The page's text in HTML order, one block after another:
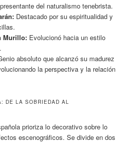
del naturalismo tenebrista.
Destacado por su espiritualidad y
Murillo:Evolucionó hacia un estilo
absoluto que alcanzó su madurez
la perspectiva y la relación
DE LA SOBRIEDAD AL
prioriza lo decorativo sobre lo
escenográficos. Se divide en dos